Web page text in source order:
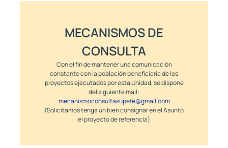
MECANISMOS DE
CONSULTA
Con el fin de mantener una comunicación
constante con la población beneficiaria de los
proyectos ejecutados por esta Unidad, se dispone
del siguiente mail:
mecanismoconsultasupefe@gmail.com
(Solicitamos tenga un bien consignar en el Asunto
el proyecto de referencia)